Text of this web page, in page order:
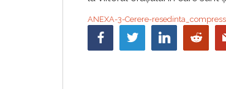
ANEXA-3-Cerere-